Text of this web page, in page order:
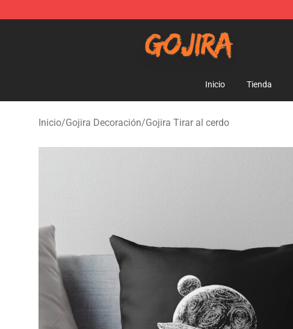
Inicio Tienda
Inicio/Gojira Decoración/Gojira Tirar al cerdo